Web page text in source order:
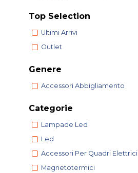
Top Selection
Ultimi Arrivi
Outlet
Genere
Accessori Abbigliamento
Categorie
Lampade Led
Led
Accessori Per Quadri Elettrici
Magnetotermici